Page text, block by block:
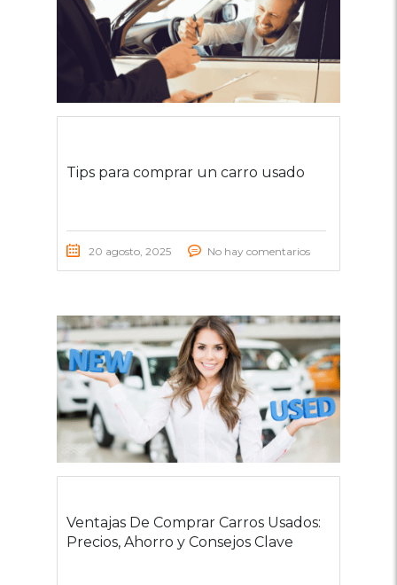
Tips para comprar un carro usado
20 agosto, 2025 No hay comentarios
Ventajas De Comprar Carros Usados:
Precios, Ahorro y Consejos Clave